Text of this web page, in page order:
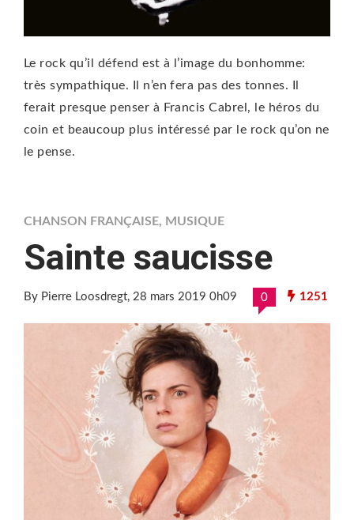
Le rock qu’il défend est à l’image du bonhomme:
très sympathique. Il n’en fera pas des tonnes. Il
ferait presque penser à Francis Cabrel, le héros du
coin et beaucoup plus intéressé par le rock qu’on ne
le pense.
CHANSON FRANÇAISE, MUSIQUE
Sainte saucisse
By Pierre Loosdregt, 28 mars 2019 0h09 0 1251